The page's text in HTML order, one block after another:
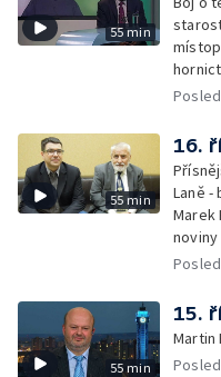
55 min
55 min
16.
Laně -
Marek
noviny
55 min
15.
Martin